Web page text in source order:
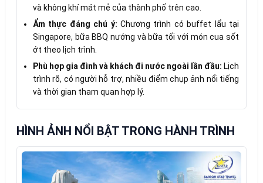
và không khí mát mẻ của thành phố trên cao.
Ẩm thực đáng chú ý: Chương trình có buffet lẩu tại
Singapore, bữa BBQ nướng và bữa tối với món cua sốt
ớt theo lịch trình.
Phù hợp gia đình và khách đi nước ngoài lần đầu: Lịch
trình rõ, có người hỗ trợ, nhiều điểm chụp ảnh nổi tiếng
và thời gian tham quan hợp lý.
HÌNH ẢNH NỔI BẬT TRONG HÀNH TRÌNH